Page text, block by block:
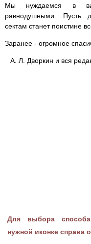
Мы нуждаемся в
равнодушными. Пусть
сектам станет поистине
Заранее - огромное
А. Л. Дворкин и вся
Для выбора
нужной иконке справа